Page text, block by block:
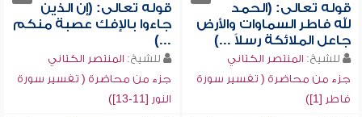
قوله تعالى: (الحمد
لله فاطر السماوات والأرض
جاعل الملائكة رسلاً ...)
للشيخ: المنتصر الكتاني
جزء من محاضرة ( تفسير سورة
فاطر [1])
قوله تعالى: (إن الذين
جاءوا بالإفك عصبة منكم
...)
للشيخ: المنتصر الكتاني
جزء من محاضرة ( تفسير سورة
النور [11-13])